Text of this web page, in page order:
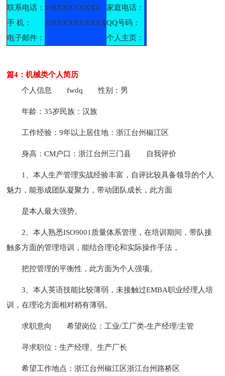
联系电话： 158XXXXXXXX
家庭电话：
手 机：
158XXXXXXXXXQQ号码：
电子邮件：
个人主页：
篇4：机械类个人简历
个人信息
fwdq 性别：男
年龄：35岁民族：汉族
工作经验：9年以上居住地：浙江台州椒江区
身高：CM户口：浙江台州三门县 自我评价
1、本人生产管理实战经验丰富，自评比较具备领导的个人
魅力，能形成团队凝聚力，带动团队成长，此方面
是本人最大强势。
2、本人熟悉ISO9001质量体系管理，在培训期间，带队接
触多方面的管理培训，能结合理论和实际操作手法，
把控管理的平衡性，此方面为个人强项。
3、本人英语技能比较薄弱，未接触过EMBA职业经理人培
训，在理论方面相对稍有薄弱。
求职意向 希望岗位：工业/工厂类-生产经理/主管
寻求职位：生产经理、生产厂长
希望工作地点：浙江台州椒江区浙江台州路桥区